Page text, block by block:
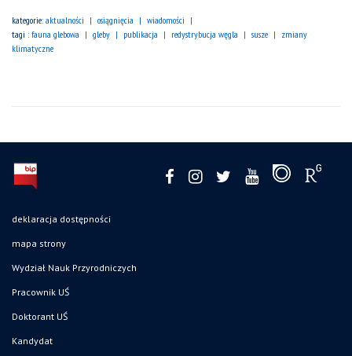
kategorie: aktualności osiągnięcia
wiadomości
tagi : fauna glebowa gleby publikacja redystrybucja węgla susze
zmiany
klimatyczne
deklaracja dostępności
mapa strony
Wydział Nauk Przyrodniczych
Pracownik UŚ
Doktorant UŚ
Kandydat